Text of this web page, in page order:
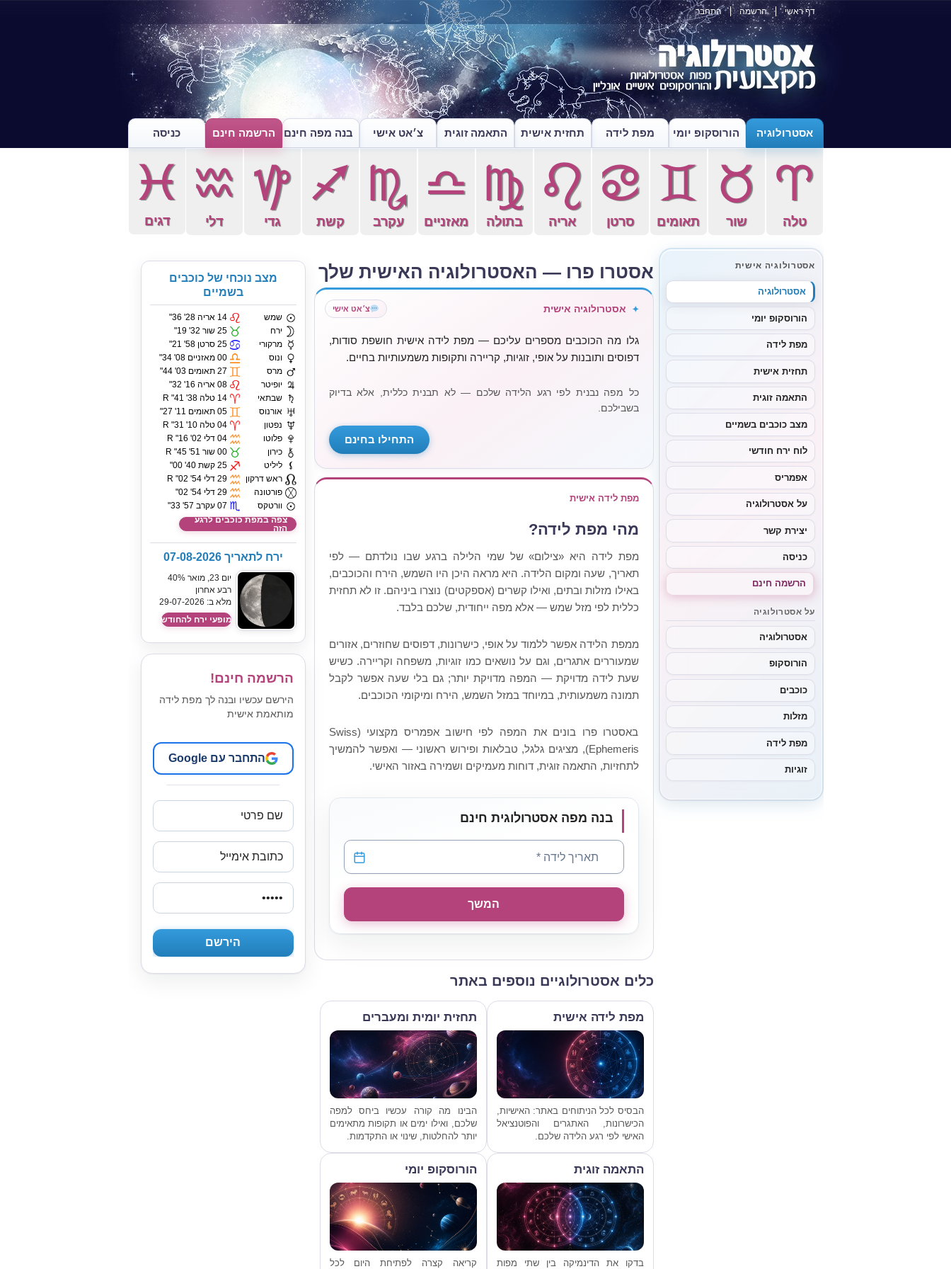
דף ראשי הרשמה התחבר
אסטרולוגיה הורוסקופ יומי מפת לידה תחזית אישית התאמה זוגית צ׳אט אישי בנה מפה חינם הרשמה חינם כניסה
a
טלה
s
שור
d
תאומים
f
סרטן
g
אריה
h
בתולה
j
מאזניים
k
עקרב
l
קשת
z
גדי
x
דלי
c
דגים
אסטרולוגיה אישית
אסטרולוגיה
הורוסקופ יומי
מפת לידה
תחזית אישית
התאמה זוגית
מצב כוכבים בשמיים
לוח ירח חודשי
אפמריס
על אסטרולוגיה
יצירת קשר
כניסה
הרשמה חינם
על אסטרולוגיה
אסטרולוגיה
הורוסקופ
כוכבים
מזלות
מפת לידה
זוגיות
אסטרו פרו — האסטרולוגיה האישית שלך
✦ אסטרולוגיה אישית צ׳אט אישי
גלו מה הכוכבים מספרים עליכם — מפת לידה אישית חושפת סודות,
דפוסים ותובנות על אופי, זוגיות, קריירה ותקופות משמעותיות בחיים.
כל מפה נבנית לפי רגע הלידה שלכם — לא תבנית כללית, אלא בדיוק
בשבילכם.
התחילו בחינם
מפת לידה אישית
מהי מפת לידה?
מפת לידה היא «צילום» של שמי הלילה ברגע שבו נולדתם — לפי
תאריך, שעה ומקום הלידה. היא מראה היכן היו השמש, הירח והכוכבים,
באילו מזלות ובתים, ואילו קשרים (אספקטים) נוצרו ביניהם. זו לא תחזית
כללית לפי מזל שמש — אלא מפה ייחודית, שלכם בלבד.
ממפת הלידה אפשר ללמוד על אופי, כישרונות, דפוסים שחוזרים, אזורים
שמעוררים אתגרים, וגם על נושאים כמו זוגיות, משפחה וקריירה. כשיש
שעת לידה מדויקת — המפה מדויקת יותר; גם בלי שעה אפשר לקבל
תמונה משמעותית, במיוחד במזל השמש, הירח ומיקומי הכוכבים.
באסטרו פרו בונים את המפה לפי חישוב אפמריס מקצועי (Swiss
Ephemeris), מציגים גלגל, טבלאות ופירוש ראשוני — ואפשר להמשיך
לתחזיות, התאמה זוגית, דוחות מעמיקים ושמירה באזור האישי.
בנה מפה אסטרולוגית חינם
תאריך לידה
המשך
כלים אסטרולוגיים נוספים באתר
מפת לידה אישית
הבסיס לכל הניתוחים באתר: האישיות,
הכישרונות, האתגרים והפוטנציאל
האישי לפי רגע הלידה שלכם.
תחזית יומית ומעברים
הבינו מה קורה עכשיו ביחס למפה
שלכם, ואילו ימים או תקופות מתאימים
יותר להחלטות, שינוי או התקדמות.
התאמה זוגית
בדקו את הדינמיקה בין שתי מפות
הורוסקופ יומי
קריאה קצרה לפתיחת היום לכל
מצב נוכחי של כוכבים
בשמיים
שמש
ירח
מרקורי
ונוס
מרס
יופיטר
שבתאי
אורנוס
נפטון
פלוטו
כירון
ליליט
ראש דרקון
פורטונה
וורטקס
14 אריה 28' 36"
25 שור 32' 19"
25 סרטן 58' 21"
00 מאזניים 08' 34"
27 תאומים 03' 44"
08 אריה 16' 32"
14 טלה 38' 41" R
05 תאומים 11' 27"
04 טלה 10' 31" R
04 דלי 02' 16" R
00 שור 51' 45" R
25 קשת 40' 00"
29 דלי 54' 02" R
29 דלי 54' 02"
07 עקרב 57' 33"
צפה במפת כוכבים לרגע
הזה
ירח לתאריך 07-08-2026
יום 23, מואר 40%
רבע אחרון
מלא ב: 29-07-2026
מופעי ירח להחודש
הרשמה חינם!
הירשם עכשיו ובנה לך מפת לידה
מותאמת אישית
התחבר עם Google